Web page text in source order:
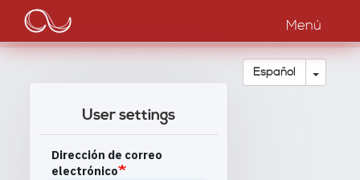
Pasar
contenido
principal
Main
navigation
Menú
Español Toggle
User settings
Dirección de correo
electrónico